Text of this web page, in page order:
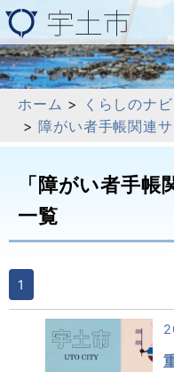
ホーム > くらしのナビ
> 障がい者手帳関連
「障がい者手
一覧
1